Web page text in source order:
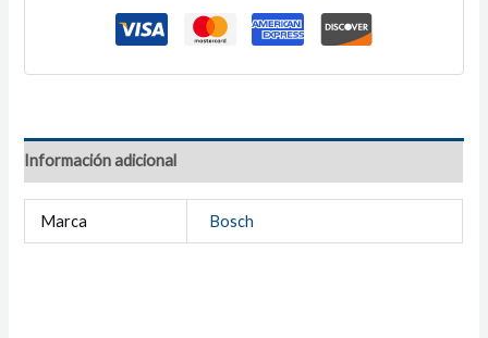
Información adicional
Marca Bosch